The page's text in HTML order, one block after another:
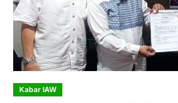
Kabar IAW